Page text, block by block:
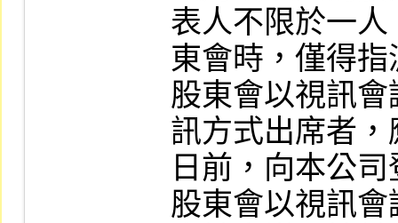
表人不限於一
東會時，僅得
股東會以視訊
訊方式出席者
日前，向本公
股東會以視訊